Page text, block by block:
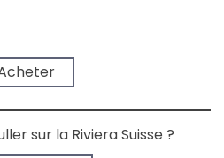
➔
sur la Riviera Suisse ?